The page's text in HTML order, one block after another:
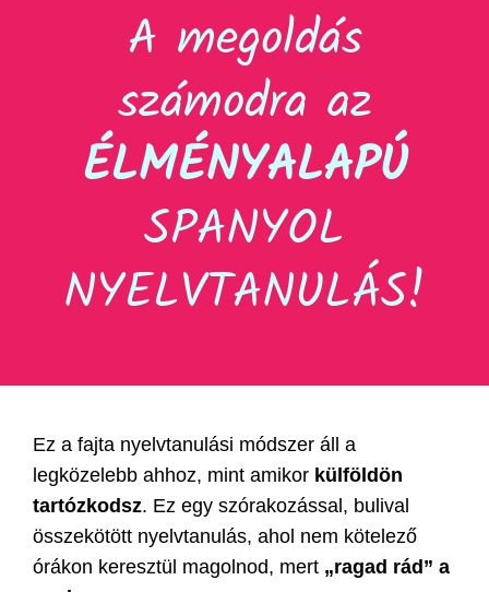
A megoldás
számodra az
ÉLMÉNYALAPÚ
SPANYOL
NYELVTANULÁS!
Ez a fajta nyelvtanulási módszer áll a
legközelebb ahhoz, mint amikor külföldön
tartózkodsz. Ez egy szórakozással, bulival
összekötött nyelvtanulás, ahol nem kötelező
órákon keresztül magolnod, mert „ragad rád” a